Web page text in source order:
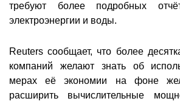
требуют более подробных
электроэнергии и воды.
Reuters сообщает, что более
компаний желают знать об
мерах её экономии на фоне
расширить вычислительные